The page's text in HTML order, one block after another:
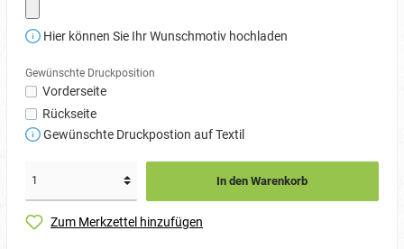
Hier können Sie Ihr Wunschmotiv hochladen
Gewünschte Druckposition
Vorderseite
Rückseite
Gewünschte Druckpostion auf Textil
In den Warenkorb
Zum Merkzettel hinzufügen